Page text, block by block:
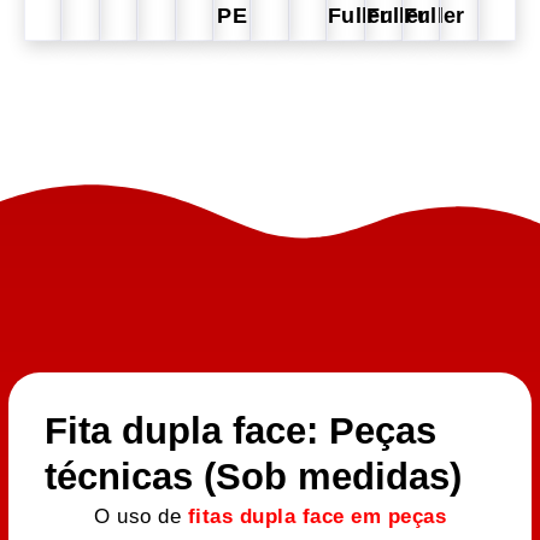
PE
FullerFullerFuller
Fita dupla face: Peças
técnicas (Sob medidas)
O uso de fitas dupla face em peças